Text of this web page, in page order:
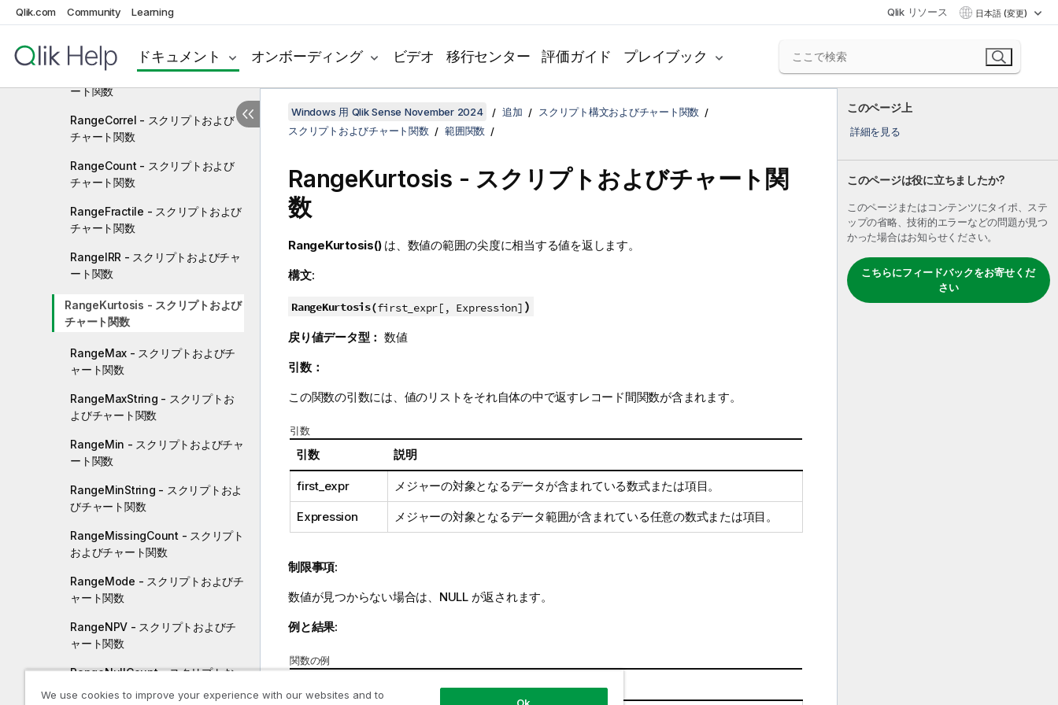
Qlik.com Community Learning Qlik リソース 日本語 (変更)
ドキュメント オンボーディング ビデオ 移行センター 評価ガイド プレイブック
NULL 関数
範囲関数
RangeAvg - スクリプトおよびチャ
ート関数
RangeCorrel - スクリプトおよび
チャート関数
RangeCount - スクリプトおよび
チャート関数
RangeFractile - スクリプトおよび
チャート関数
RangeIRR - スクリプトおよびチャ
ート関数
RangeKurtosis - スクリプトおよび
チャート関数
RangeMax - スクリプトおよびチ
ャート関数
RangeMaxString - スクリプトお
よびチャート関数
RangeMin - スクリプトおよびチャ
ート関数
RangeMinString - スクリプトおよ
びチャート関数
RangeMissingCount - スクリプト
およびチャート関数
RangeMode - スクリプトおよびチ
ャート関数
RangeNPV - スクリプトおよびチ
ャート関数
RangeNullCount - スクリプトお
よびチャート関数
このページ上
詳細を見る
このページは役に立ちましたか?
このページまたはコンテンツにタイポ、ステ
ップの省略、技術的エラーなどの問題が見つ
かった場合はお知らせください。
こちらにフィードバックをお寄せくだ
さい
Windows 用 Qlik Sense November 2024 追加
スクリプト構文およびチャート関数
スクリプトおよびチャート関数
範囲関数
RangeKurtosis - スクリプトおよびチャート関
数
RangeKurtosis()は、数値の範囲の尖度に相当する値を返します。
構文:
RangeKurtosis(first_expr[, Expression] )
戻り値データ型： 数値
引数：
この関数の引数には、値のリストをそれ自体の中で返すレコード間関数が含まれます。
引数
引数 説明
first_expr メジャーの対象となるデータが含まれている数式または項目。
Expression メジャーの対象となるデータ範囲が含まれている任意の数式または項目。
制限事項:
数値が見つからない場合は、 NULLが返されます。
例と結果:
関数の例
We use cookies to improve your experience with our websites and to